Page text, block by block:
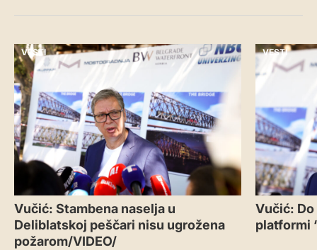
VESTI
Vučić: Stambena naselja u
Deliblatskoj peščari nisu ugrožena
požarom/VIDEO/
VESTI
Vučić: Do
platformi